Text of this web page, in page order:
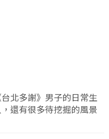
北多謝》男子的日常生
還有很多待挖掘的風景